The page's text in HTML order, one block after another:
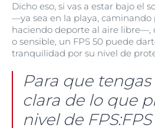
Dicho eso, si vas a estar bajo el
—ya sea en la playa, caminando
haciendo deporte al aire libre—,
o sensible, un FPS 50 puede
tranquilidad por su nivel de
Para que
clara de lo que
nivel de